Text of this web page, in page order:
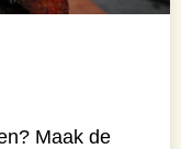
Maak de